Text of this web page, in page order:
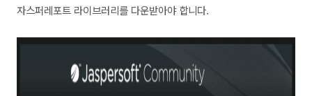
자스퍼레포트 라이브러리를 다운받아야 합니다.